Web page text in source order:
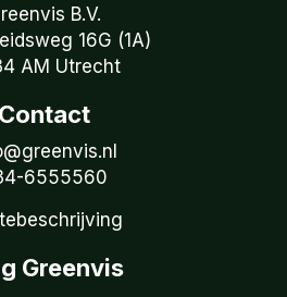
B.V.
16G (1A)
AM Utrecht
Contact
6555560
Greenvis